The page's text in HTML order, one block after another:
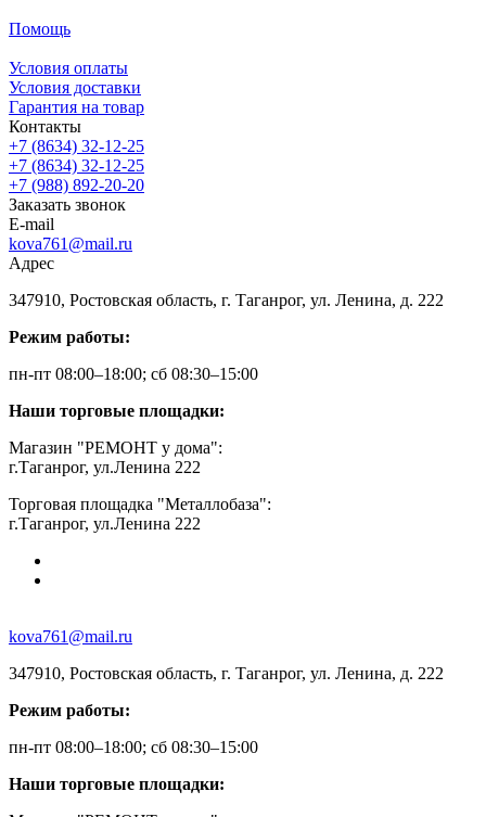
Помощь
Условия оплаты
Условия доставки
Гарантия на товар
Контакты
+7 (8634) 32-12-25
+7 (8634) 32-12-25
+7 (988) 892-20-20
Заказать звонок
E-mail
kova761@mail.ru
Адрес
347910, Ростовская область, г. Таганрог, ул. Ленина, д. 222
Режим работы:
пн-пт 08:00–18:00; сб 08:30–15:00
Наши торговые площадки:
Магазин "РЕМОНТ у дома":
г.Таганрог, ул.Ленина 222
Торговая площадка "Металлобаза":
г.Таганрог, ул.Ленина 222
kova761@mail.ru
347910, Ростовская область, г. Таганрог, ул. Ленина, д. 222
Режим работы:
пн-пт 08:00–18:00; сб 08:30–15:00
Наши торговые площадки: